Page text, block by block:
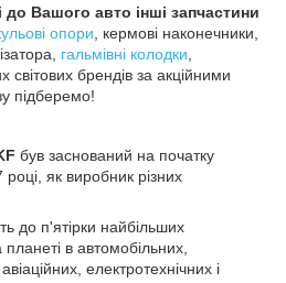
до Вашого авто інші запчастини
опори , кермові наконечники,
гальмівні колодки
світових брендів за акційними
підберемо!
був заснований на початку
як виробник різних
до п'ятірки найбільших
в автомобільних,
електротехнічних і